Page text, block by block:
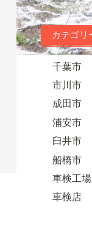
カテゴリ
千葉市
市川市
成田市
浦安市
臼井市
船橋市
車検工場
車検店